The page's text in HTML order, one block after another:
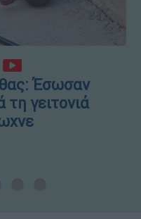
Έσωσαν
γειτονιά